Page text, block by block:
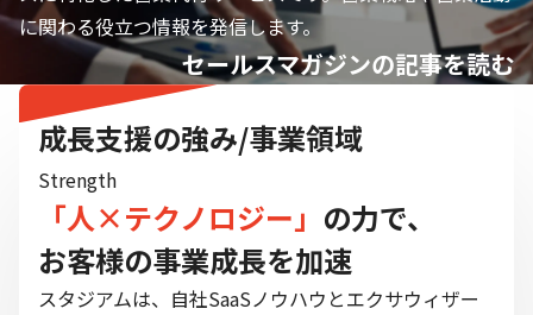
に関わる役立つ情報を発信します。
セールスマガジンの記事を読む
成長支援の強み/事業領域
Strength
「人×テクノロジー」 の力で、
お客様の事業成長を加速
スタジアムは、自社SaaSノウハウとエクサウィザー